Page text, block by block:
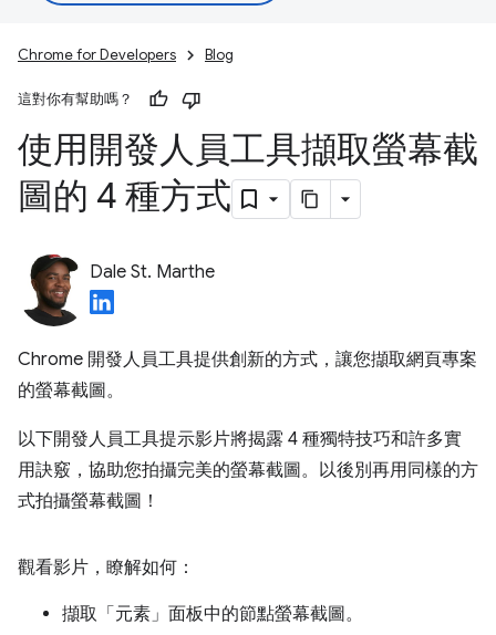
Chrome for Developers Blog
這對你有幫助嗎？
使用開發人員工具擷取螢幕截
圖的 4 種方式
Dale St. Marthe
Chrome 開發人員工具提供創新的方式，讓您擷取網頁專案
的螢幕截圖。
以下開發人員工具提示影片將揭露 4 種獨特技巧和許多實
用訣竅，協助您拍攝完美的螢幕截圖。以後別再用同樣的方
式拍攝螢幕截圖！
觀看影片，瞭解如何：
擷取「元素」 面板中的節點螢幕截圖。